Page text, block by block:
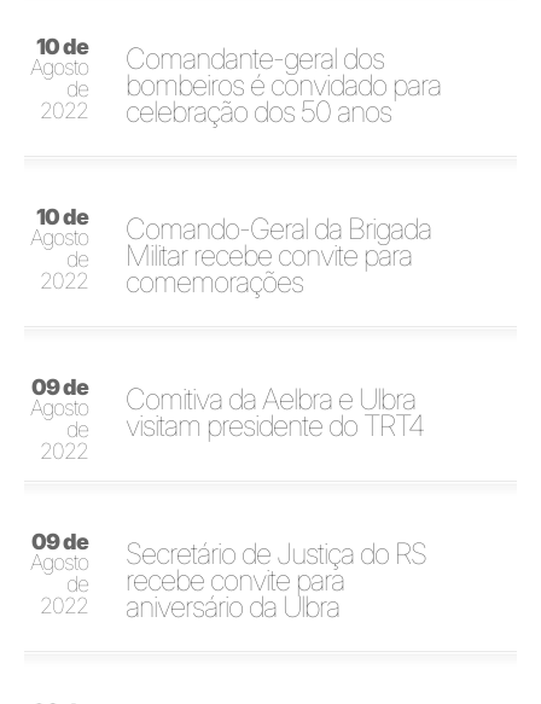
10 de
Agosto
de
2022
Comandante-geral dos
bombeiros é convidado para
celebração dos 50 anos
10 de
Agosto
de
2022
Comando-Geral da Brigada
Militar recebe convite para
comemorações
09 de
Agosto
de
2022
Comitiva da Aelbra e Ulbra
visitam presidente do TRT4
09 de
Agosto
de
2022
Secretário de Justiça do RS
recebe convite para
aniversário da Ulbra